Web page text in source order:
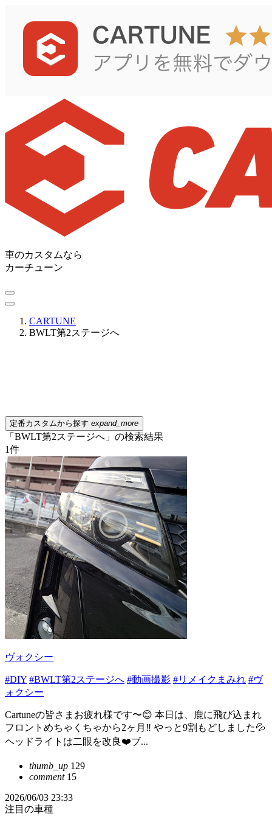
車のカスタムなら
カーチューン
CARTUNE
BWLT第2ステージへ
定番カスタムから探す expand_more
「BWLT第2ステージへ」の検索結果
1件
ヴォクシー
#DIY #BWLT第2ステージへ #動画撮影 #リメイクまみれ #ヴ
ォクシー
Cartuneの皆さまお疲れ様です〜😊 本日は、鹿に飛び込まれ
フロントめちゃくちゃから2ヶ月‼️ やっと9割もどしました💦
ヘッドライトは二眼を改良❤️ブ...
thumb_up 129
comment15
2026/06/03 23:33
注目の車種